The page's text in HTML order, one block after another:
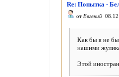
Re: Попытка -
от Евгений
Как бы я не
нашими
Этой